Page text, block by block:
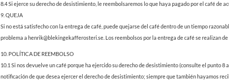
8.4 Si ejerce su derecho de desistimiento, le reembolsaremos lo que haya pagado por el café de
9. QUEJA
Si no está satisfecho con la entrega de café, puede quejarse del café dentro de un tiempo
problema a henrik@blekingekafferosteri.se. Los reembolsos por la entrega de café se realizan
10. POLÍTICA DE REEMBOLSO
10.1 Si nos devuelve un café porque ha ejercido su derecho de desistimiento (consulte el punto
notificación de que desea ejercer el derecho de desistimiento; siempre que también hayamos